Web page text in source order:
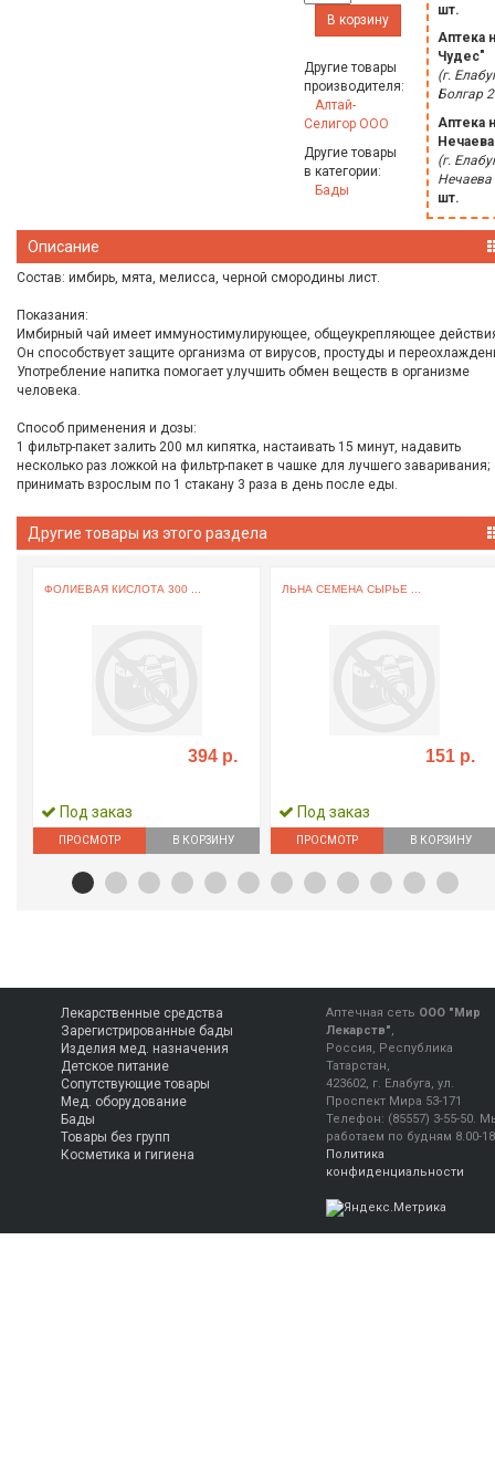
В корзину
Другие товары
производителя:
Алтай-
Селигор ООО
Другие товары
в категории:
Бады
шт.
Аптека
Чудес"
(г.
Болгар
Аптека
Нечаева
(г.
Нечаева
шт.
Описание
Состав: имбирь, мята, мелисса, черной смородины лист.
Показания:
Имбирный чай имеет иммуностимулирующее, общеукрепляющее
Он способствует защите организма от вирусов, простуды и
Употребление напитка помогает улучшить обмен веществ в организме
человека.
Способ применения и дозы:
1 фильтр-пакет залить 200 мл кипятка, настаивать 15 минут, надавить
несколько раз ложкой на фильтр-пакет в чашке для лучшего заваривания;
принимать взрослым по 1 стакану 3 раза в день после еды.
Другие товары из этого раздела
ФОЛИЕВАЯ КИСЛОТА 300 ...
394 р.
Под заказ
ПРОСМОТР В КОРЗИНУ
ЛЬНА СЕМЕНА СЫРЬЕ ...
151 р.
Под заказ
ПРОСМОТР В КОРЗИНУ
Лекарственные средства
Зарегистрированные бады
Изделия мед. назначения
Детское питание
Сопутствующие товары
Мед. оборудование
Бады
Товары без групп
Косметика и гигиена
Аптечная сеть ООО "Мир
Лекарств",
Россия, Республика
Татарстан,
423602, г. Елабуга, ул.
Проспект Мира 53-171
Телефон: (85557) 3-55-50.
работаем по будням 8.00-
Политика
конфиденциальности
Консультация фармацевта